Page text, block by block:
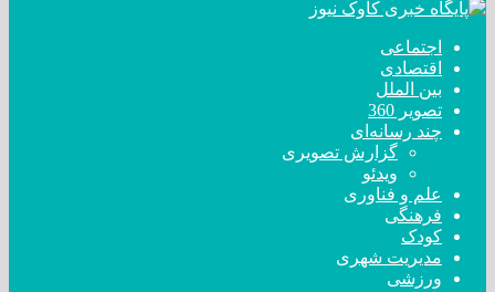
اجتماعی
اقتصادی
بین الملل
تصویر 360
چند رسانه‌ای
گزارش تصویری
ویدئو
علم و فناوری
فرهنگی
کودک
مدیریت شهری
ورزشی